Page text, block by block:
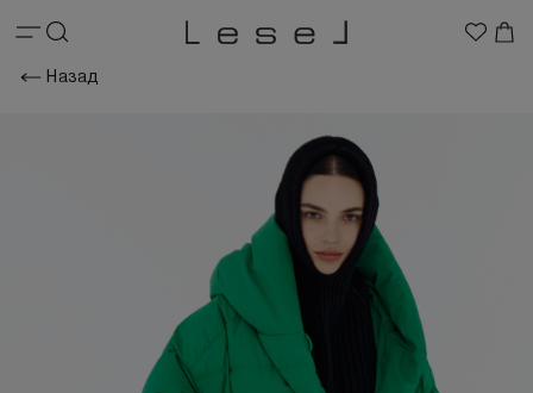
Назад